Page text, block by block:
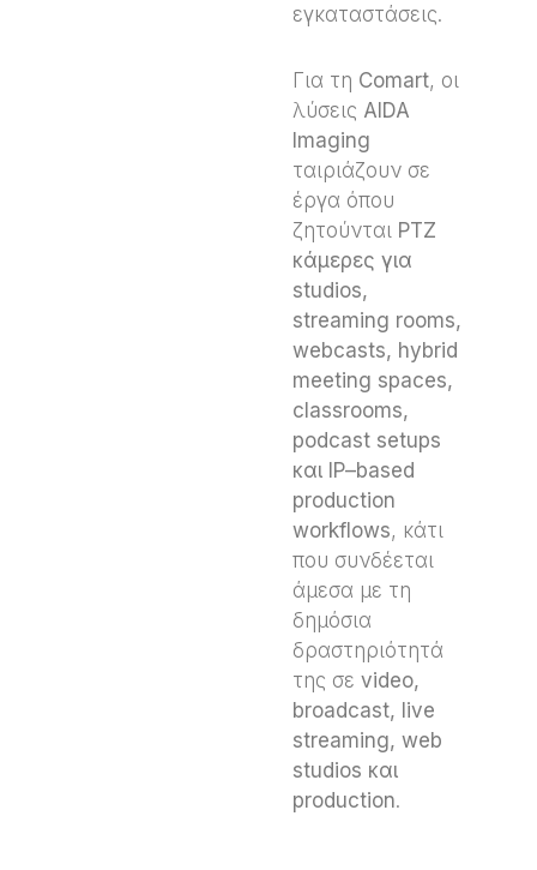
εγκαταστάσεις.
Για τη Comart, οι
λύσεις AIDA
Imaging
ταιριάζουν σε
έργα όπου
ζητούνται PTZ
κάμερες για
studios,
streaming rooms,
webcasts, hybrid
meeting spaces,
classrooms,
podcast setups
και IP–based
production
workflows, κάτι
που συνδέεται
άμεσα με τη
δημόσια
δραστηριότητά
της σε video,
broadcast, live
streaming, web
studios και
production.